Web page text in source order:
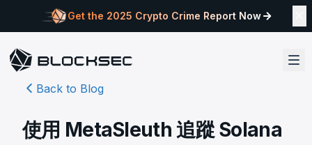
Get the 2025 Crypto Crime Report Now
Back to Blog
使用 MetaSleuth 追蹤 Solana